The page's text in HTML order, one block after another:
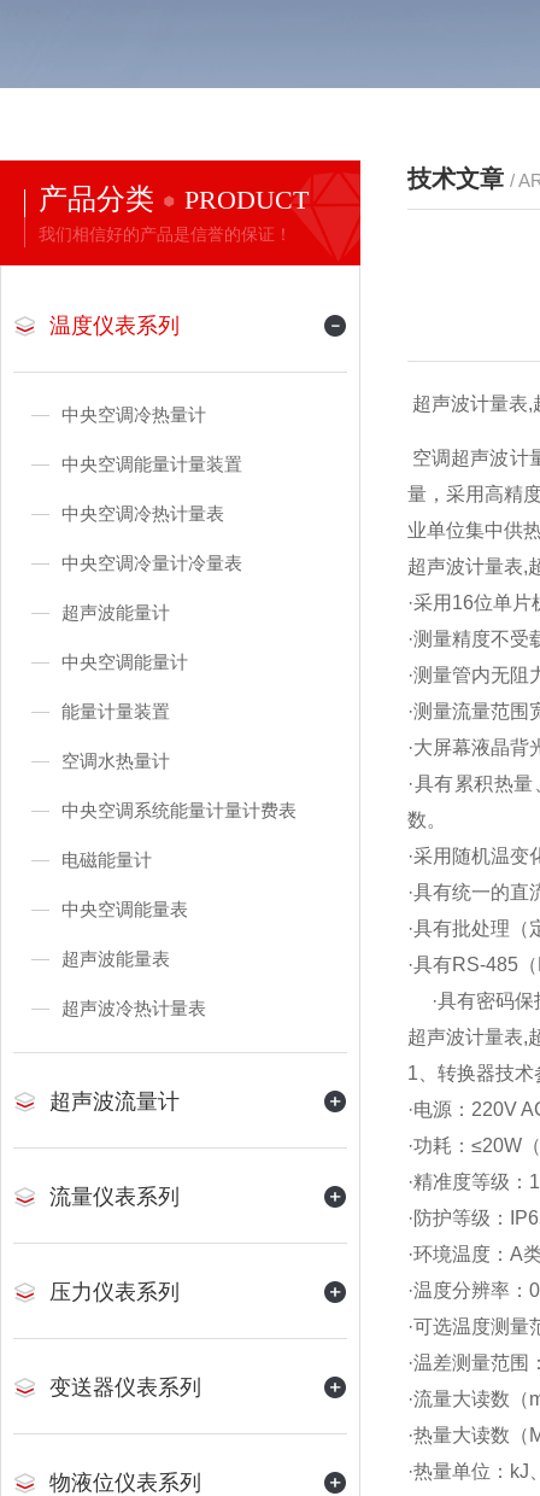
产品分类 PRODUCT
我们相信好的产品是信誉的保证！
温度仪表系列
中央空调冷热量计
中央空调能量计量装置
中央空调冷热计量表
中央空调冷量计冷量表
超声波能量计
中央空调能量计
能量计量装置
空调水热量计
中央空调系统能量计量计费表
电磁能量计
中央空调能量表
超声波能量表
超声波冷热计量表
超声波流量计
流量仪表系列
压力仪表系列
变送器仪表系列
物液位仪表系列
技术文章 /
超声波计量表
空调超声波计
量，采用高精
业单位集中供
超声波计量表,
·采用16位单
·测量精度不
·测量管内无
·测量流量范
·大屏幕液晶
·具有累积热
数。
·采用随机温
·具有统一的
·具有批处理
·具有RS-485
·具有密码保
超声波计量表,
1、转换器技术
·电源：220V
·功耗：≤20W
·精准度等级：
·防护等级：
·环境温度：A
·温度分辨率
·可选温度测
·温差测量范
·流量大读数
·热量大读数
·热量单位：kJ